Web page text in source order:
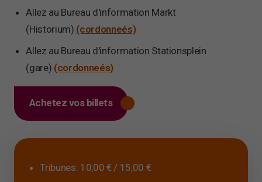
Allez au Bureau d'information Markt
(Historium) (cordonneés)
Allez au Bureau d'information Stationsplein
(gare) (cordonneés)
Achetez vos billets
Tribunes: 10,00 € / 15,00 €